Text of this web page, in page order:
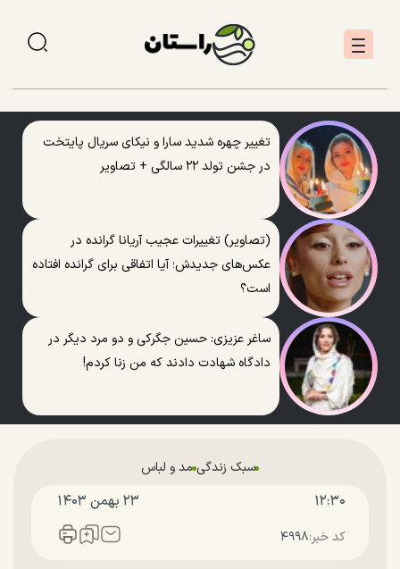
تغییر چهره شدید سارا و نیکای سریال پایتخت
در جشن تولد ۲۲ سالگی + تصاویر
(تصاویر) تغییرات عجیب آریانا گرانده در
عکس‌های جدیدش؛ آیا اتفاقی برای گرانده افتاده
است؟
ساغر عزیزی: حسین جگرکی و دو مرد دیگر در
دادگاه شهادت دادند که من زنا کردم!
سبک زندگی مد و لباس
۱۲:۳۰ ۲۳ بهمن ۱۴۰۳
کد خبر:۴۹۹۸